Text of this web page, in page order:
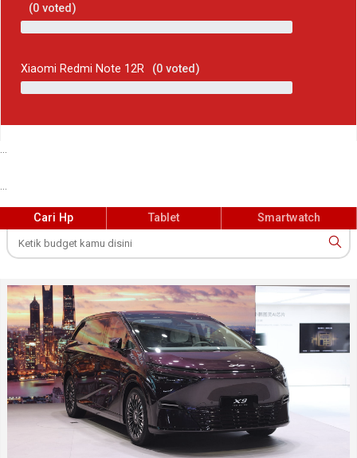
(0 voted)
Xiaomi Redmi Note 12R (0 voted)
Cari Hp Tablet Smartwatch